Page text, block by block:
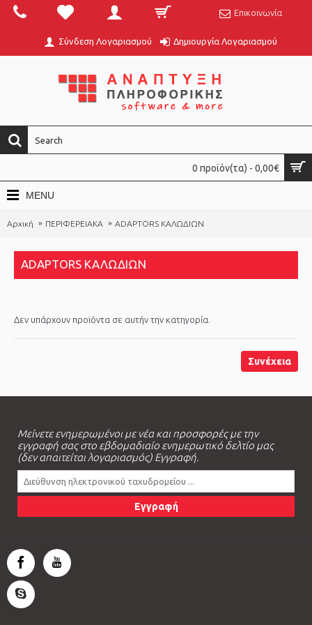
Επικοινωνία
Σύνδεση Λογαριασμού Δημιουργία Λογαριασμού
0 προϊόν(τα) - 0,00€
MENU
Αρχική ΠΕΡΙΦΕΡΕΙΑΚΑ ADAPTORS ΚΑΛΩΔΙΩΝ
ADAPTORS ΚΑΛΩΔΙΩΝ
Δεν υπάρχουν προϊόντα σε αυτήν την κατηγορία.
Συνέχεια
Μείνετε ενημερωμένοι με νέα και προσφορές με την
εγγραφή σας στο εβδομαδιαίο ενημερωτικό δελτίο μας
(δεν απαιτείται λογαριασμός) Εγγραφή.
Εγγραφή